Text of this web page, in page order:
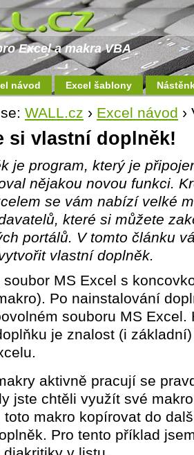
Excel a makra VBA
návod Excel šablony
WALL.cz › Excel návod ›
si vlastní doplněk!
je program, který je
nějakou novou funkci.
se vám nabízí velké
které si můžete
portálů. V tomto článku
vlastní doplněk.
soubor MS Excel s
Po nainstalování
souboru MS
je znalost (i
aktivně pracují se
jste chtěli využít své
toto makro kopírovat do
Pro tento příklad